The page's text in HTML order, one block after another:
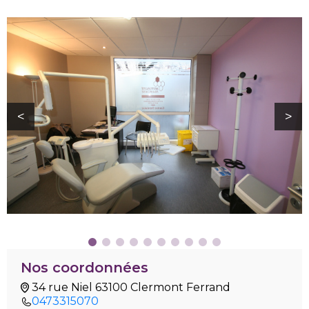
Nos coordonnées
34 rue Niel 63100 Clermont Ferrand
0473315070